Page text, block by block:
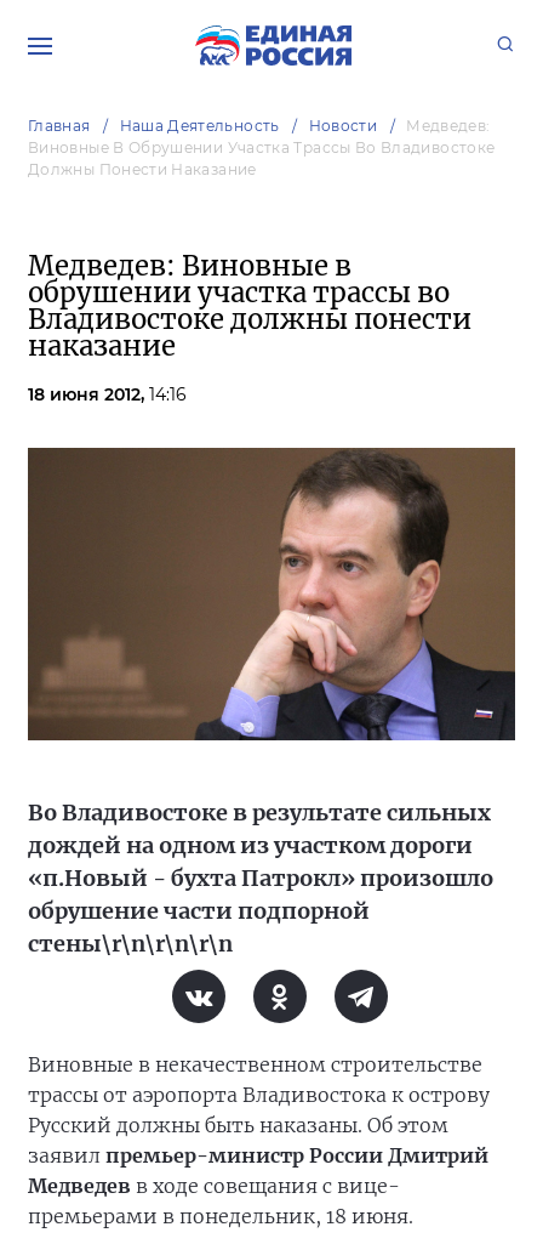
Главная Наша Деятельность Новости
Медведев:
Виновные В Обрушении Участка Трассы Во Владивостоке
Должны Понести Наказание
Медведев: Виновные в
обрушении участка трассы во
Владивостоке должны понести
наказание
18 июня 2012, 14:16
Во Владивостоке в результате сильных
дождей на одном из участком дороги
«п.Новый - бухта Патрокл» произошло
обрушение части подпорной
стены\r\n\r\n\r\n
Виновные в некачественном строительстве
трассы от аэропорта Владивостока к острову
Русский должны быть наказаны. Об этом
заявил премьер-министр России Дмитрий
Медведев в ходе совещания с вице-
премьерами в понедельник, 18 июня.